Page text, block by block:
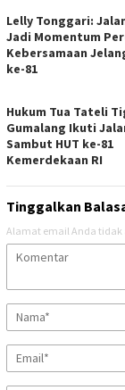
Lelly Tonggari:
Jadi Momentum
Kebersamaan
ke-81
Hukum Tua Tateli
Gumalang Ikuti
Sambut HUT ke-81
Kemerdekaan RI
Tinggalkan
Alamat email Anda